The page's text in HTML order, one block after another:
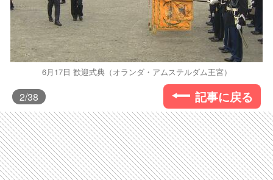
6月17日 歓迎式典（オランダ・アムステルダム王宮）
2/38 記事に戻る